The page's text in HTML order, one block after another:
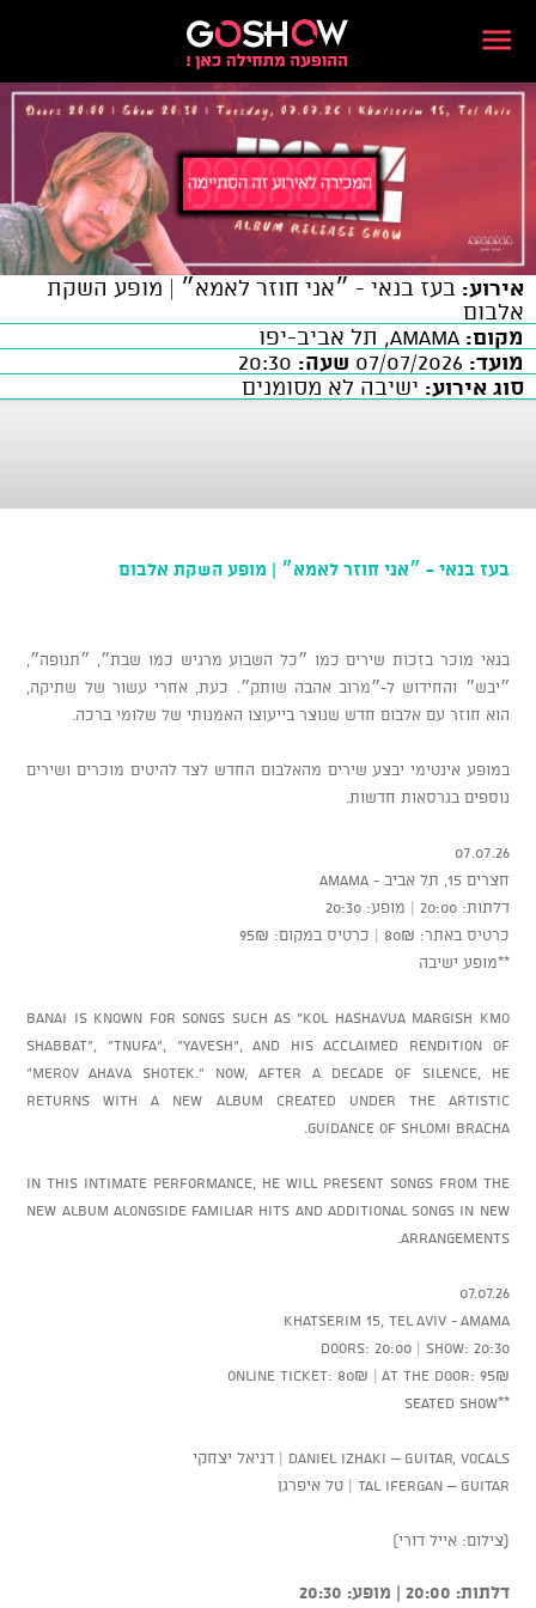
אירוע: בעז בנאי - ״אני חוזר לאמא״ | מופע השקת
אלבום
מקום:
מועד:
שעה:
סוג אירוע: ישיבה לא מסומנים
בעז בנאי - ״אני חוזר לאמא״ | מופע השקת אלבום
בנאי מוכר בזכות שירים כמו ״כל השבוע מרגיש כמו שבת״, ״תנופה״,
״יבש״ והחידוש ל-״מרוב אהבה שותק״. כעת, אחרי עשור של שתיקה,
הוא חוזר עם אלבום חדש שנוצר בייעוצו האמנותי של שלומי ברכה.
במופע אינטימי יבצע שירים מהאלבום החדש לצד להיטים מוכרים ושירים
נוספים בגרסאות חדשות.
07.07.26
חצרים 15, תל אביב - AMAMA
דלתות: 20:00 | מופע: 20:30
כרטיס באתר: 80₪ | כרטיס במקום: 95₪
**מופע ישיבה
Banai is known for songs such as “Kol HaShavua Margish Kmo
Shabbat”, “Tnufa”, “Yavesh”, and his acclaimed rendition of
“Merov Ahava Shotek.” Now, after a decade of silence, he
returns with a new album created under the artistic
guidance of Shlomi Bracha.
In this intimate performance, he will present songs from the
new album alongside familiar hits and additional songs in new
arrangements.
07.07.26
Khatserim 15, Tel Aviv - AMAMA
Doors: 20:00 | Show: 20:30
Online ticket: 80₪ | At the door: 95₪
**Seated show
Daniel Izhaki – Guitar, Vocals | דניאל יצחקי
Tal Ifergan – Guitar | טל איפרגן
(צילום: אייל דורי)
דלתות: 20:00 | מופע: 20:30